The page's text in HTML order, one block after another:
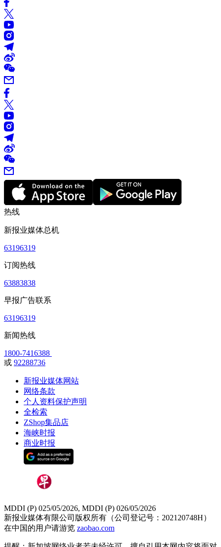
热线
新报业媒体总机
63196319
订阅热线
63883838
早报广告联系
63196319
新闻热线
1800-7416388
或 92288736
新报业媒体网站
网络条款
个人资料保护声明
全检索
ZShop集品店
海峡时报
商业时报
MDDI (P) 025/05/2026, MDDI (P) 026/05/2026
新报业媒体有限公司版权所有（公司登记号：202120748H）
在中国的用户请游览 zaobao.com